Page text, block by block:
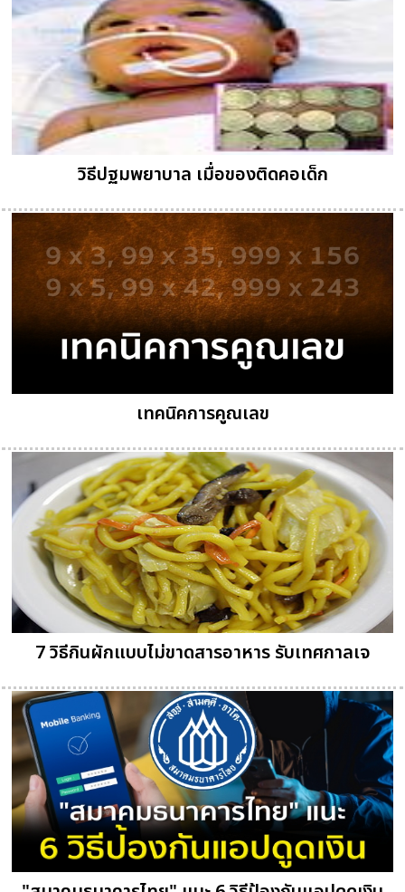
วิธีปฐมพยาบาล เมื่อของติดคอเด็ก
เทคนิคการคูณเลข
7 วิธีกินผักแบบไม่ขาดสารอาหาร รับเทศกาลเจ